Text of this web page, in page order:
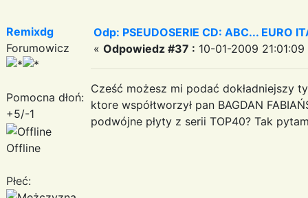
Remixdg
Forumowicz
Pomocna dłoń:
+5/-1
Offline
Płeć:
Odp: PSEUDOSERIE CD: ABC... EURO
« Odpowiedz #37 : 10-01-2009 21:01:09
Cześć możesz mi podać dokładniejszy
ktore współtworzył pan BAGDAN
podwójne płyty z serii TOP40? Tak